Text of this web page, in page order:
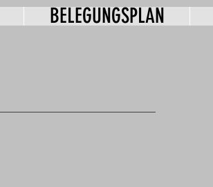
BELEGUNGSPLAN